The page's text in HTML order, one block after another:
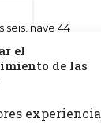
el
de las
seis, nave 44
Sevilla
521 972